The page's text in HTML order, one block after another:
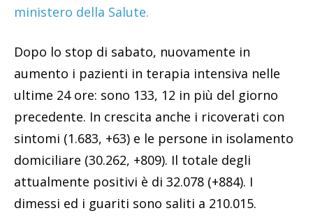
ministero della Salute.
Dopo lo stop di sabato, nuovamente in
aumento i pazienti in terapia intensiva nelle
ultime 24 ore: sono 133, 12 in più del giorno
precedente. In crescita anche i ricoverati con
sintomi (1.683, +63) e le persone in isolamento
domiciliare (30.262, +809). Il totale degli
attualmente positivi è di 32.078 (+884). I
dimessi ed i guariti sono saliti a 210.015.